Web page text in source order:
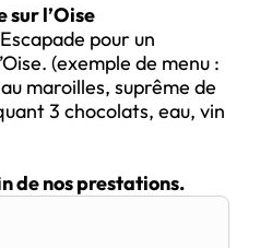
sur l’Oise
pour un
(exemple de menu :
maroilles, suprême de
3 chocolats, eau, vin
de nos prestations.